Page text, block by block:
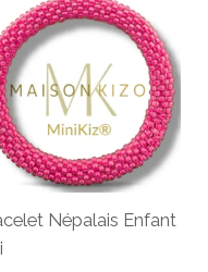
Népalais Enfant